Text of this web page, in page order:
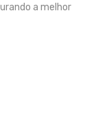
a melhor